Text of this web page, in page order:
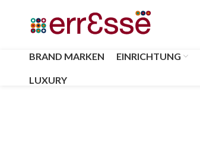
BRAND MARKEN EINRICHTUNG
LUXURY